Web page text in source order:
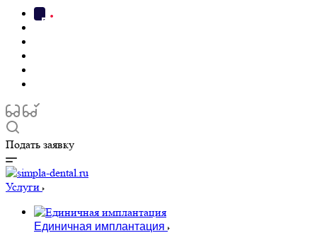
Подать заявку
Услуги
Единичная имплантация